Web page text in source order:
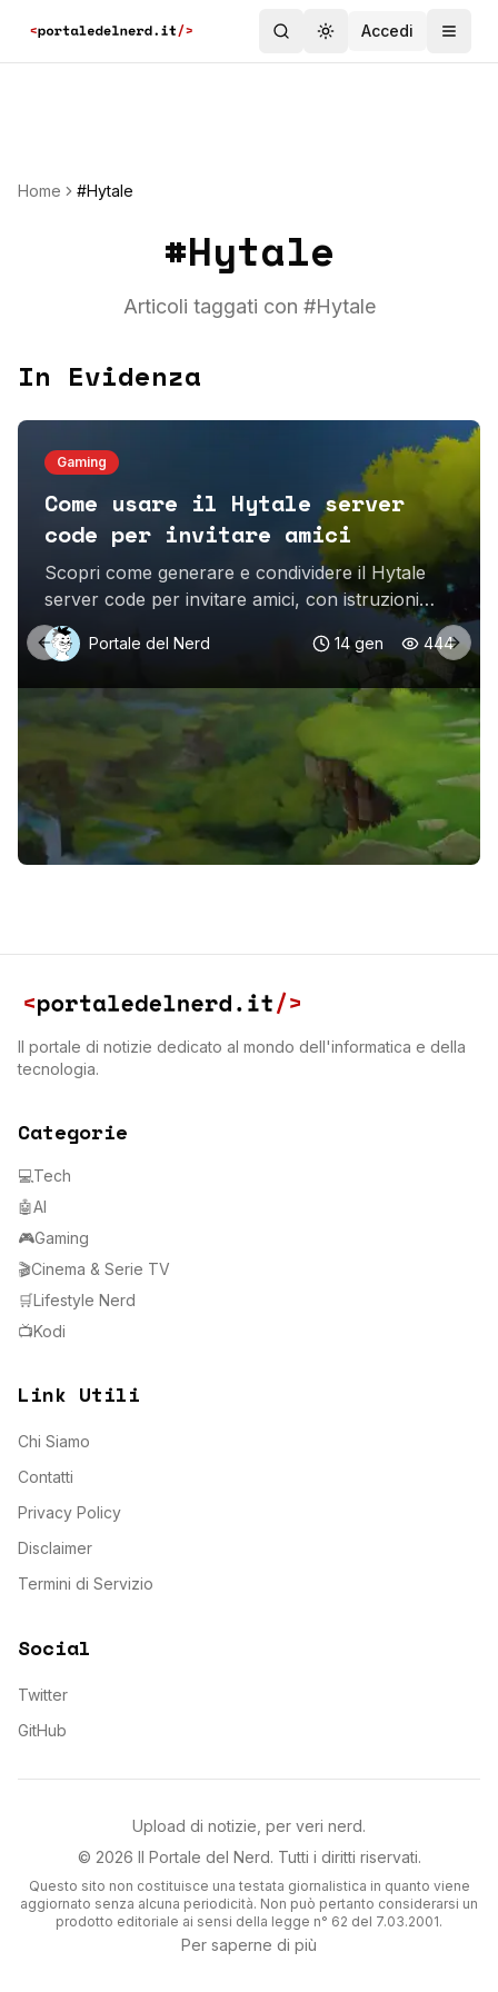
Toggle theme
Accedi
Home #Hytale
#Hytale
Articoli taggati con #Hytale
In Evidenza
Gaming
Come usare il Hytale server
code per invitare amici
Scopri come generare e condividere il Hytale
server code per invitare amici, con istruzioni
passo‑passo, consigli sulla sicurezza e i
vantaggi dei server.
Portale del Nerd 14 gen 444
Previous slide Next
Il portale di notizie dedicato al mondo dell'informatica e della
tecnologia.
Categorie
💻Tech
🤖AI
🎮Gaming
🎬Cinema & Serie TV
🛒Lifestyle Nerd
📺Kodi
Link Utili
Chi Siamo
Contatti
Privacy Policy
Disclaimer
Termini di Servizio
Social
Twitter
GitHub
Upload di notizie, per veri nerd.
© 2026 Il Portale del Nerd. Tutti i diritti riservati.
Questo sito non costituisce una testata giornalistica in quanto viene
aggiornato senza alcuna periodicità. Non può pertanto considerarsi un
prodotto editoriale ai sensi della legge n° 62 del 7.03.2001.
Per saperne di più